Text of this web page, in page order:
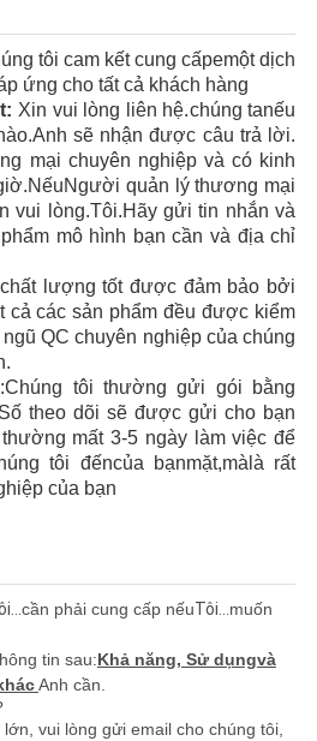
tôi cam kết cung cấpemột dịch
ứng cho tất cả khách hàng
Xin vui lòng liên hệ.chúng tanếu
.Anh sẽ nhận được câu trả lời.
mại chuyên nghiệp và có kinh
NếuNgười quản lý thương mại
vui lòng.Tôi.Hãy gửi tin nhắn và
mô hình bạn cần và địa chỉ
chất lượng tốt được đảm bảo bởi
cả các sản phẩm đều được kiểm
QC chuyên nghiệp của chúng
Chúng tôi thường gửi gói bằng
theo dõi sẽ được gửi cho bạn
mất 3-5 ngày làm việc để
tôi đếncủa bạnmặt,màlà rất
của bạn
cần phải cung cấp nếuTôi...muốn
tin sau:Khả năng, Sử dụngvà
Anh cần.
vui lòng gửi email cho chúng tôi,